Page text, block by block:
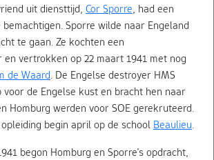
uit diensttijd, Cor Sporre, had een
Sporre wilde naar Engeland
te gaan. Ze kochten een
vertrokken op 22 maart 1941 met nog
de Waard. De Engelse destroyer HMS
voor de Engelse kust en bracht hen naar
Homburg werden voor SOE gerekruteerd.
begin april op de school Beaulieu.
begon Homburg en Sporre’s opdracht,